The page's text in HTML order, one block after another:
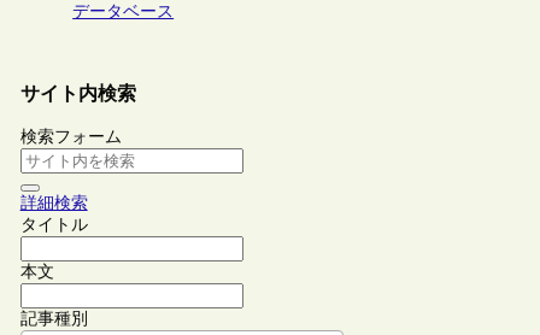
データベース
サイト内検索
検索フォーム
詳細検索
タイトル
本文
記事種別